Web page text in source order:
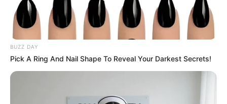
az általuk megismert információk alapján a Fidesz
másnapra tervezett tisztújító kongresszusa is
okafogyottá válhat.
BUZZ DAY
Pick A Ring And Nail Shape To Reveal Your Darkest Secrets!